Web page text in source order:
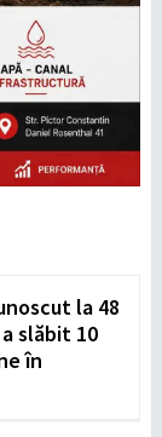
la 48
slăbit 10
în